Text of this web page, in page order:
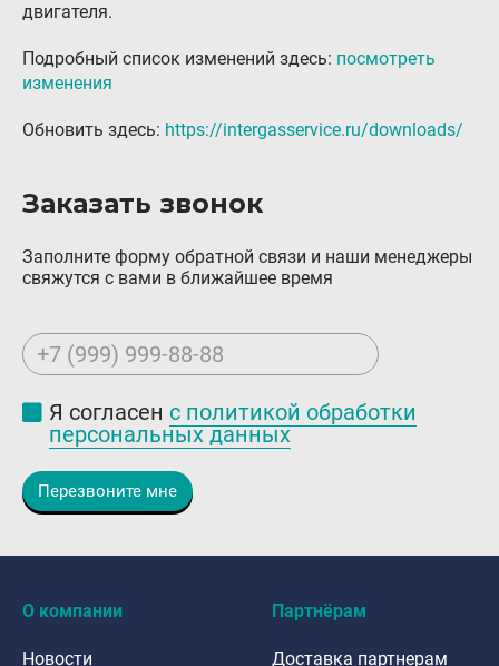
Форум ALPHA
Блог
info@intergasservice.ru
Оставить отзыв
Email
Подписаться
двигателя.
Подробный список изменений здесь: посмотреть
изменения
Обновить здесь: https://intergasservice.ru/downloads/
Заказать звонок
Заполните форму обратной связи и наши менеджеры
свяжутся с вами в ближайшее время
+7 (999) 999-88-88
Я согласен с политикой обработки
персональных данных
Перезвоните мне
О компании
Новости
Партнёрам
Доставка партнерам